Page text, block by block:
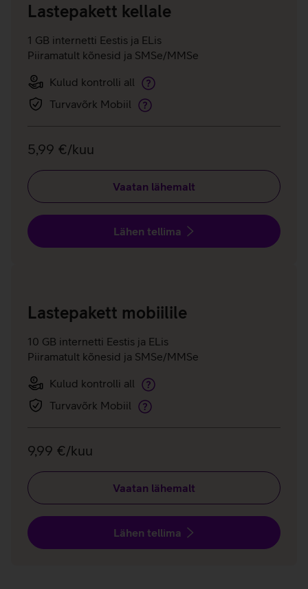
Lastepakett kellale
1 GB internetti Eestis ja ELis
Piiramatult kõnesid ja SMSe/MMSe
Kulud kontrolli all
Kulud
kontrolli
all
Turvavõrk Mobiil
Turvavõrk
5,99 €/kuu
Vaatan lähemalt
Lähen tellima
Lastepakett mobiilile
10 GB internetti Eestis ja ELis
Piiramatult kõnesid ja SMSe/MMSe
Kulud kontrolli all
Kulud
kontrolli
all
Turvavõrk Mobiil
Turvavõrk
9,99 €/kuu
Vaatan lähemalt
Lähen tellima